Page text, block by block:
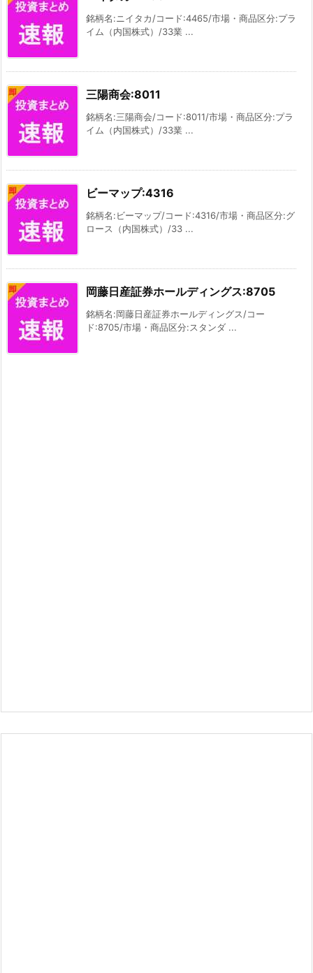
銘柄名:ニイタカ/コード:4465/市場・商品区分:プラ
イム（内国株式）/33業 ...
三陽商会:8011
銘柄名:三陽商会/コード:8011/市場・商品区分:プラ
イム（内国株式）/33業 ...
ビーマップ:4316
銘柄名:ビーマップ/コード:4316/市場・商品区分:グ
ロース（内国株式）/33 ...
岡藤日産証券ホールディングス:8705
銘柄名:岡藤日産証券ホールディングス/コー
ド:8705/市場・商品区分:スタンダ ...